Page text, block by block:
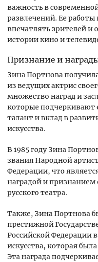
важность в
развлечений. Ее
впечатлять зрителей и
истории кино и
Признание и
Зина Портнова
из ведущих актрис
множество наград и
которые подчеркивают
талант и вклад в
искусства.
В 1985 году Зина
звания Народной
Федерации, что
наградой и признанием
русского театра.
Также, Зина Портнова
престижной
Российской Федерации
искусства, которая
Эта награда